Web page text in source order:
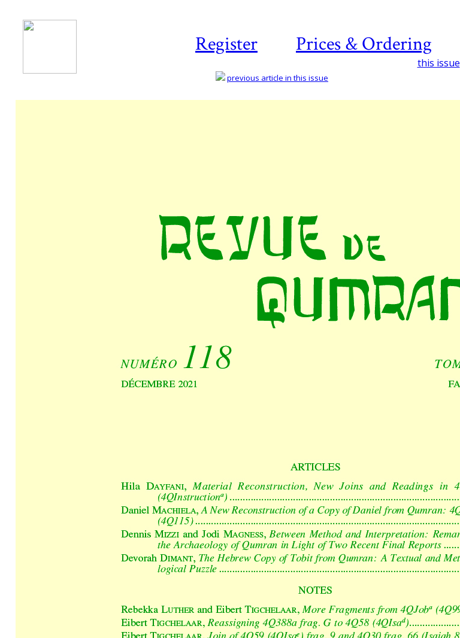
Register Prices & Ordering
this issue
previous article in this issue